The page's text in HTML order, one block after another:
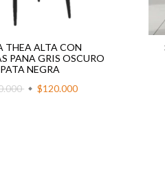
THEA ALTA CON
PANA GRIS OSCURO
PATA NEGRA
$120.000